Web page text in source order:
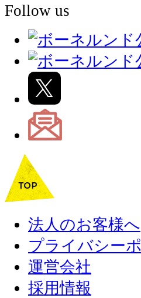
Follow us
法人のお客様へ
プライバシー
運営会社
採用情報